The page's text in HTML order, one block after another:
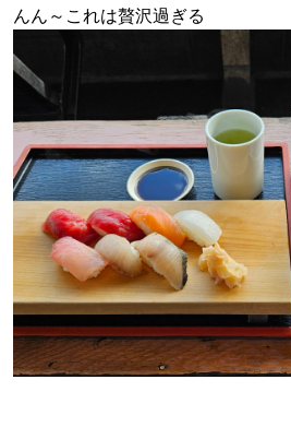
んん～これは贅沢過ぎる